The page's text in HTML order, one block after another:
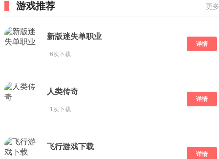
游戏推荐 更
新版迷失单职业
6次下载
详情
人类传奇
1次下载
详情
飞行游戏下载
详情